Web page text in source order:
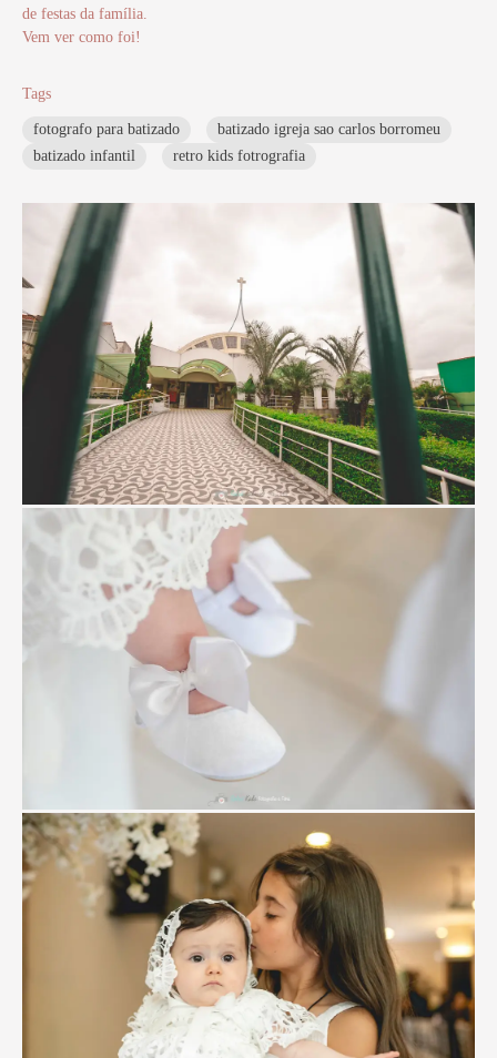
de festas da família.
Vem ver como foi!
Tags
fotografo para batizado
batizado igreja sao carlos borromeu
batizado infantil
retro kids fotrografia